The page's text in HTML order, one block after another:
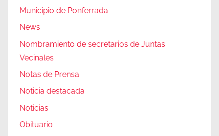
Municipio de Ponferrada
News
Nombramiento de secretarios de Juntas
Vecinales
Notas de Prensa
Noticia destacada
Noticias
Obituario